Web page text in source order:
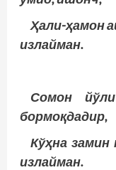
Ҳали-ҳамон
излайман.
Сомон
бормоқдадир,
Кўҳна
излайман.